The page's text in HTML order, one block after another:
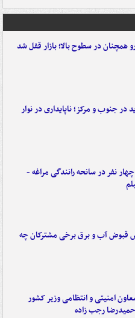
همچنان در سطوح بالا؛ بازار قفل شد
جنوب و مرکز؛ ناپایداری در نوار
نفر در سانحه رانندگی مراغه -
قبوض آب و برق برخی مشترکان چه
امنیتی و انتظامی وزیر کشور
حمیدرضا رجب زاده